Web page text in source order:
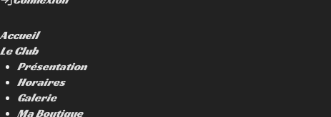
Accueil
Le Club
Présentation
Horaires
Galerie
Ma Boutique